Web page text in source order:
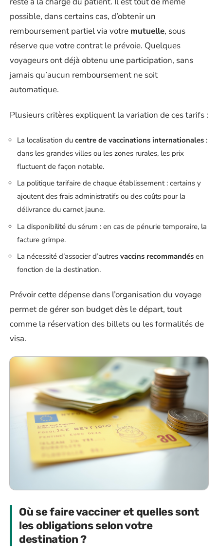
possible, dans certains cas, d’obtenir un
remboursement partiel via votre mutuelle, sous
réserve que votre contrat le prévoie. Quelques
voyageurs ont déjà obtenu une participation, sans
jamais qu’aucun remboursement ne soit
automatique.
Plusieurs critères expliquent la variation de ces tarifs :
La localisation du centre de vaccinations internationales :
dans les grandes villes ou les zones rurales, les prix
fluctuent de façon notable.
La politique tarifaire de chaque établissement : certains y
ajoutent des frais administratifs ou des coûts pour la
délivrance du carnet jaune.
La disponibilité du sérum : en cas de pénurie temporaire, la
facture grimpe.
La nécessité d’associer d’autres vaccins recommandés en
fonction de la destination.
Prévoir cette dépense dans l’organisation du voyage
permet de gérer son budget dès le départ, tout
comme la réservation des billets ou les formalités de
visa.
Où se faire vacciner et quelles sont
les obligations selon votre
destination ?